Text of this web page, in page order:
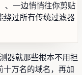
、一边悄悄往你剪贴
绕过所有传统过滤器
器就那些根本不用担
万名的域名，再加